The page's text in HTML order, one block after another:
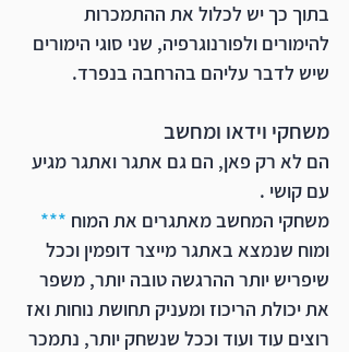
בתוך כך יש לכלול את ההתמכרות
להימורים ולפורנוגרפיה, שני סוגי הימורים
שיש לדבר עליהם בהרחבה בנפרד.
משחקי וידאו ומחשב
הם לא רק פאן, הם גם אתגר ואתגר מגיע
עם קושי .
משחקי המחשב מאתגרים את המוח ***
ומוח שנמצא באתגר מייצר דופמין וככל
שיפריש יותר ההרגשה טובה יותר, משפר
את יכולת הריכוז ומעניק תחושת נוחות ואז
רוצים עוד ועוד וככל שנשחק יותר, נתמכר